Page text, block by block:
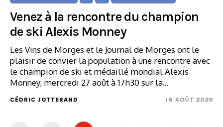
Venez à la rencontre du champion
de ski Alexis Monney
Les Vins de Morges et le Journal de Morges ont le
plaisir de convier la population à une rencontre avec
le champion de ski et médaillé mondial Alexis
Monney, mercredi 27 août à 17h30 sur la…
CÉDRIC JOTTERAND 16 AOÛT 2025